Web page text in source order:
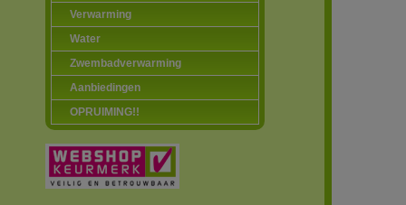
Verwarming
Water
Zwembadverwarming
Aanbiedingen
OPRUIMING!!